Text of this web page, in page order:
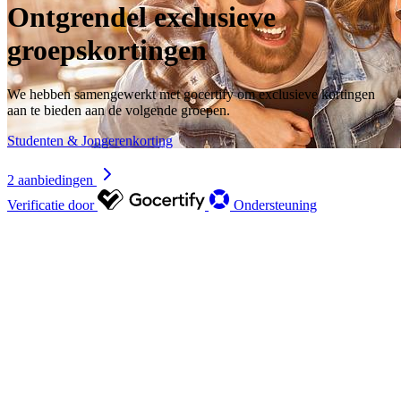
Ontgrendel exclusieve
groepskortingen
We hebben samengewerkt met gocertify om exclusieve kortingen
aan te bieden aan de volgende groepen.
Studenten & Jongerenkorting
2 aanbiedingen
Verificatie door
Ondersteuning